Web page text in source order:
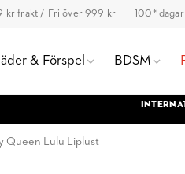
kr frakt / Fri över 999 kr 100*
& Förspel BDSM
Queen Lulu Liplust